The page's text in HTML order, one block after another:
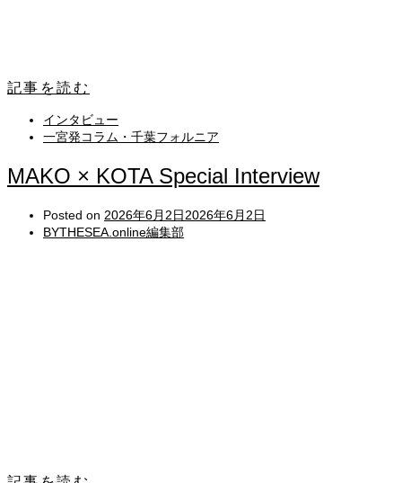
記事を読む
インタビュー
一宮発コラム・千葉フォルニア
MAKO × KOTA Special Interview
Posted on 2026年6月2日2026年6月2日
BYTHESEA.online編集部